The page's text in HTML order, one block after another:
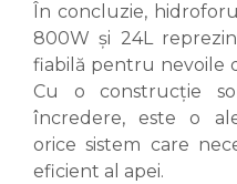
În concluzie,
800W și 24L
fiabilă pentru nevoile
Cu o construcție
încredere, este o
orice sistem care
eficient al apei.